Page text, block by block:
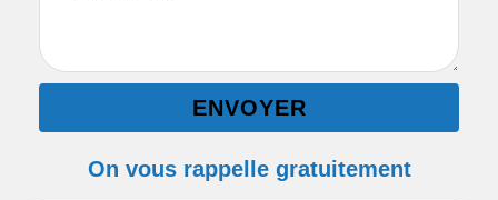
On vous rappelle gratuitement